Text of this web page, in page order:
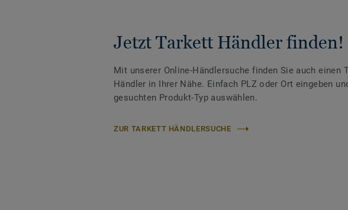
Jetzt Tarkett Händler finden!
Mit unserer Online-Händlersuche finden Sie auch einen
Händler in Ihrer Nähe. Einfach PLZ oder Ort eingeben
gesuchten Produkt-Typ auswählen.
ZUR TARKETT HÄNDLERSUCHE